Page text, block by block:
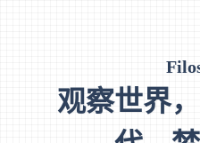
观察世界